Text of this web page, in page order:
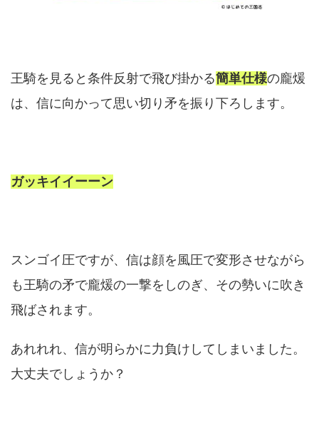
王騎を見ると条件反射で飛び掛かる簡単仕様の龐煖
は、信に向かって思い切り矛を振り下ろします。
ガッキイイーーン
スンゴイ圧ですが、信は顔を風圧で変形させながら
も王騎の矛で龐煖の一撃をしのぎ、その勢いに吹き
飛ばされます。
あれれれ、信が明らかに力負けしてしまいました。
大丈夫でしょうか？